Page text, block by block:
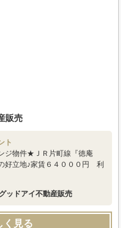
販売
ト
ジ物件★ＪＲ片町線『徳庵
好立地♪家賃６４０００円 利
ッドアイ不動産販売
く見る